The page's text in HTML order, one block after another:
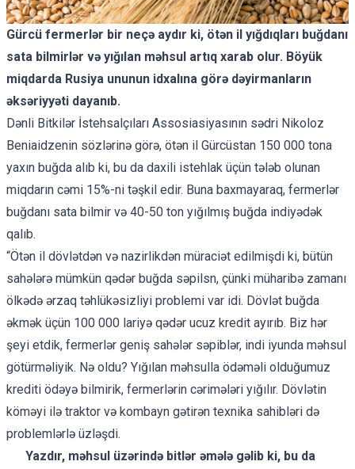
Gürcü fermerlər bir neçə aydır ki, ötən il yığdıqları buğdanı
sata bilmirlər və yığılan məhsul artıq xarab olur. Böyük
miqdarda Rusiya ununun idxalına görə dəyirmanların
əksəriyyəti dayanıb.
Dənli Bitkilər İstehsalçıları Assosiasiyasının sədri Nikoloz
Beniaidzenin sözlərinə görə, ötən il Gürcüstan 150 000 tona
yaxın buğda alıb ki, bu da daxili istehlak üçün tələb olunan
miqdarın cəmi 15%-ni təşkil edir. Buna baxmayaraq, fermerlər
buğdanı sata bilmir və 40-50 ton yığılmış buğda indiyədək
qalıb.
“Ötən il dövlətdən və nazirlikdən müraciət edilmişdi ki, bütün
sahələrə mümkün qədər buğda səpilsn, çünki müharibə zamanı
ölkədə ərzaq təhlükəsizliyi problemi var idi. Dövlət buğda
əkmək üçün 100 000 lariyə qədər ucuz kredit ayırıb. Biz hər
şeyi etdik, fermerlər geniş sahələr səpiblər, indi iyunda məhsul
götürməliyik. Nə oldu? Yığılan məhsulla ödəməli olduğumuz
krediti ödəyə bilmirik, fermerlərin cərimələri yığılır. Dövlətin
köməyi ilə traktor və kombayn gətirən texnika sahibləri də
problemlərlə üzləşdi.
Yazdır, məhsul üzərində bitlər əmələ gəlib ki, bu da